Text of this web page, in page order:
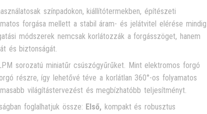
színpadokon, kiállítótermekben, építészeti
forgása mellett a stabil áram- és jelátvitel elérése mindig
módszerek nemcsak korlátozzák a forgásszöget, hanem
és biztonságát.
sorozatú miniatűr csúszógyűrűket. Mint elektromos forgó
részre, így lehetővé téve a korlátlan 360°-os folyamatos
világítástervezést és megbízhatóbb teljesítményt.
foglalhatjuk össze: Első, kompakt és robusztus